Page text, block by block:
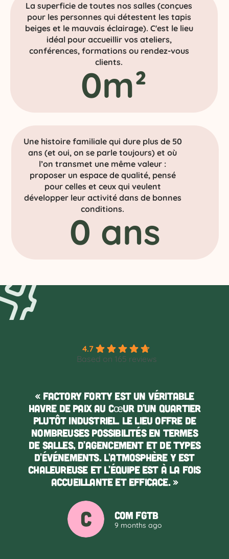
La superficie de toutes nos salles (conçues
pour les personnes qui détestent les tapis
beiges et le mauvais éclairage). C'est le lieu
idéal pour accueillir vos ateliers,
conférences, formations ou rendez-vous
clients.
0m²
Une histoire familiale qui dure plus de 50
ans (et oui, on se parle toujours) et où
l’on transmet une même valeur :
proposer un espace de qualité, pensé
pour celles et ceux qui veulent
développer leur activité dans de bonnes
conditions.
0 ans
4.7
Based on 165 reviews
« Factory Forty est un véritable
havre de paix au cœur d'un quartier
plutôt industriel. Le lieu offre de
nombreuses possibilités en termes
de salles, d'agencement et de types
d'événements. L'atmosphère y est
chaleureuse et l'équipe est à la fois
accueillante et efficace. »
COM FGTB
9 months ago